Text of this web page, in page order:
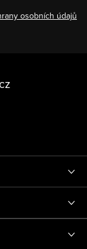
osobních údajů